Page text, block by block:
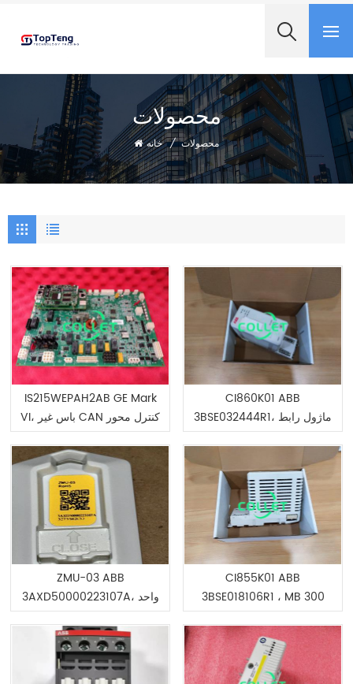
محصولات
خانه / محصولات
IS215WEPAH2AB GE Mark
VI، باس غیر CAN کنترل محور
پیچ باد
CI860K01 ABB
3BSE032444R1، ماژول رابط
HSE
ZMU-03 ABB
3AXD50000223107A، واحد
حافظه (خالی) برای واحد
کنترل ACS880
CI855K01 ABB
3BSE018106R1 ، MB 300
ماژول رابط